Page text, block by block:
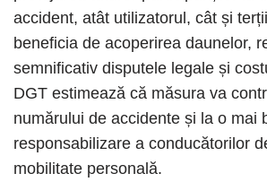
accident, atât utilizatorul, cât și
beneficia de acoperirea daunelor,
semnificativ disputele legale și
DGT estimează că măsura va
numărului de accidente și la o mai
responsabilizare a conducătorilor
mobilitate personală.